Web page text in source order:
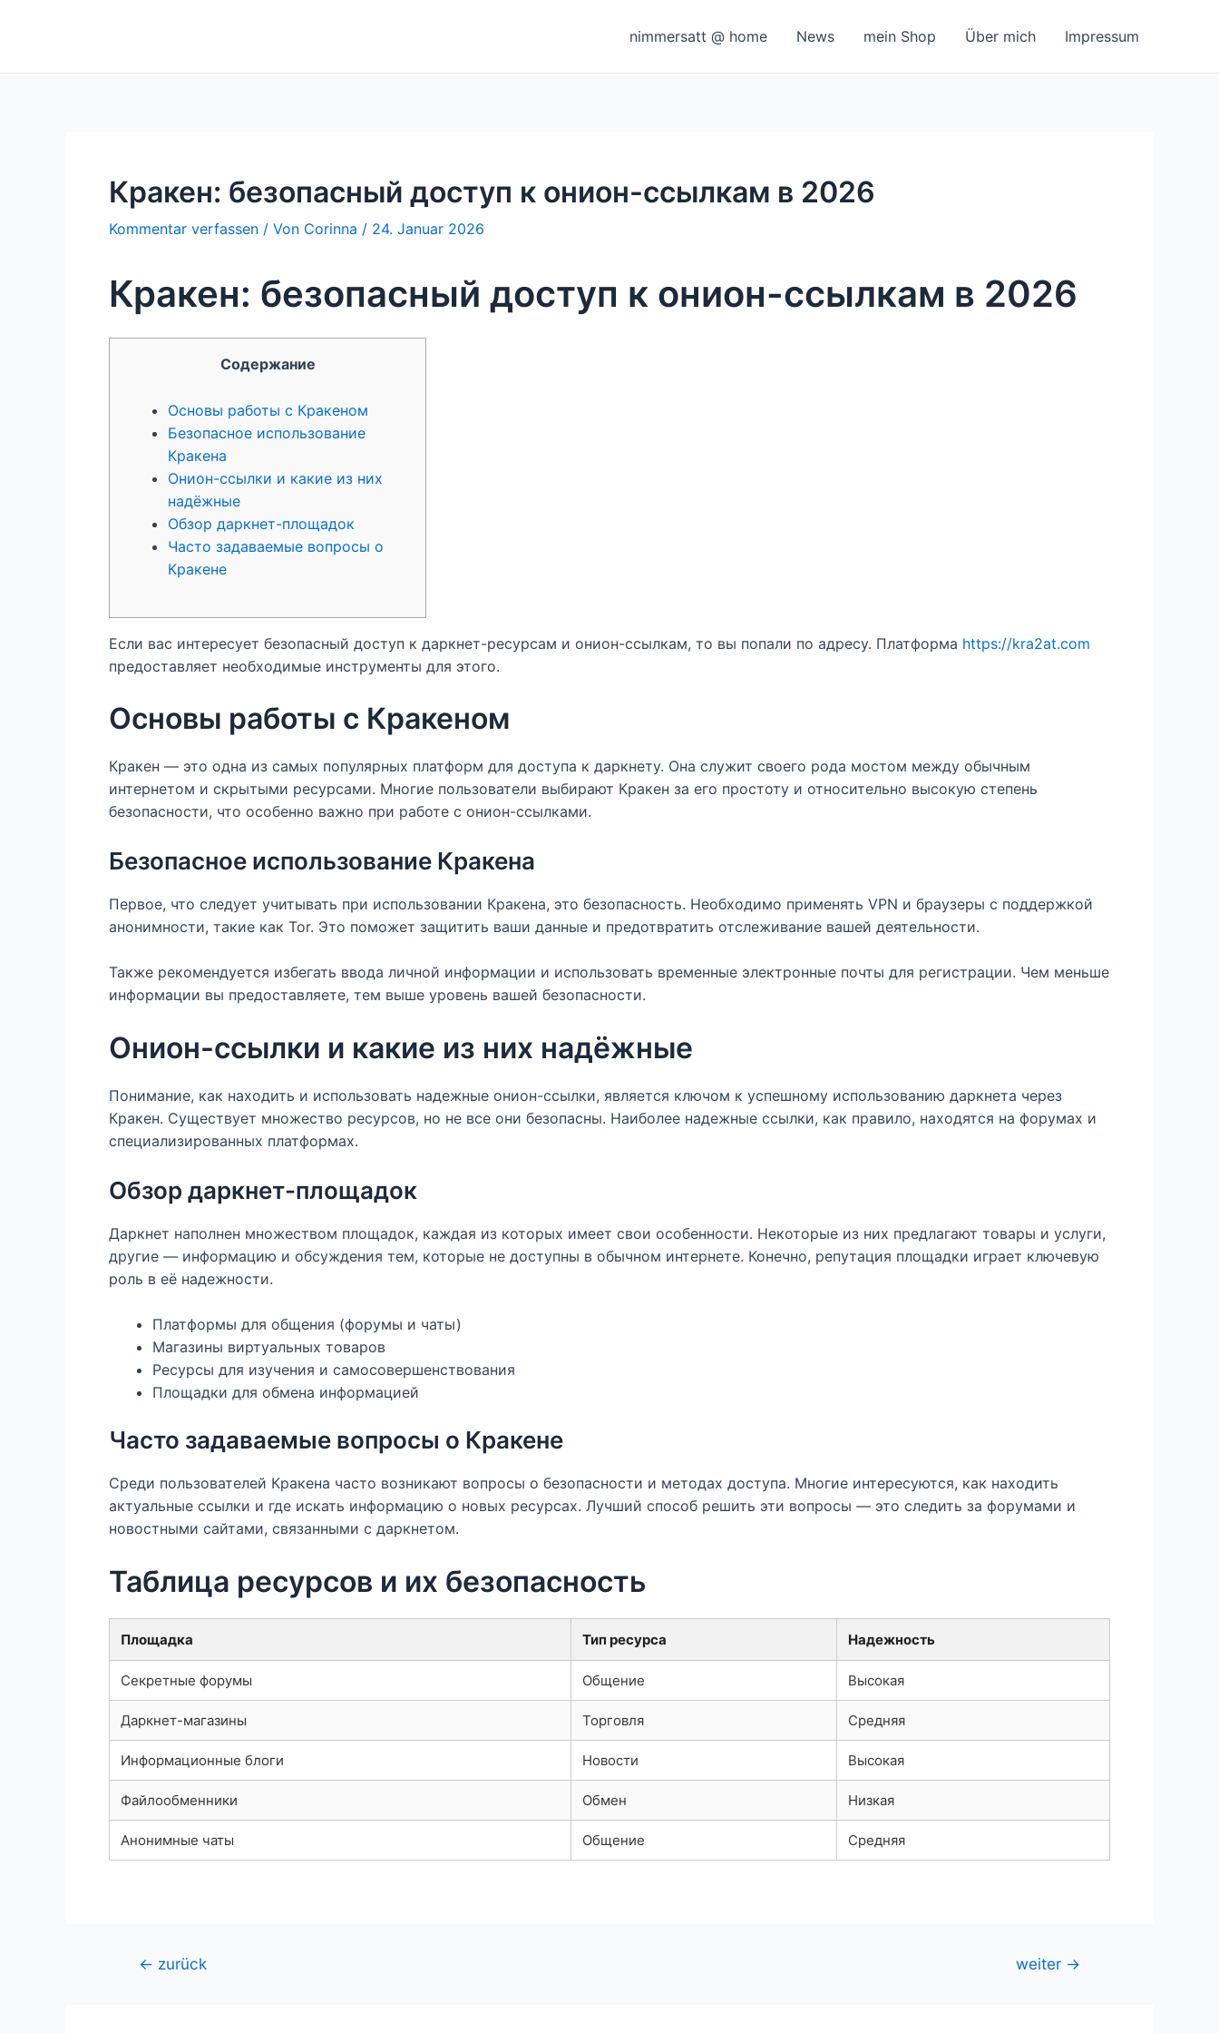
nimmersatt @ home News mein Shop Über mich Impressum
Кракен: безопасный доступ к онион-ссылкам в 2026
Kommentar verfassen / Von Corinna / 24. Januar 2026
Кракен: безопасный доступ к онион-ссылкам в 2026
Содержание
Основы работы с Кракеном
Безопасное использование
Кракена
Онион-ссылки и какие из них
надёжные
Обзор даркнет-площадок
Часто задаваемые вопросы о
Кракене
Если вас интересует безопасный доступ к даркнет-ресурсам и онион-ссылкам, то вы попали по адресу. Платформа https://kra2at.com
предоставляет необходимые инструменты для этого.
Основы работы с Кракеном
Кракен — это одна из самых популярных платформ для доступа к даркнету. Она служит своего рода мостом между обычным
интернетом и скрытыми ресурсами. Многие пользователи выбирают Кракен за его простоту и относительно высокую степень
безопасности, что особенно важно при работе с онион-ссылками.
Безопасное использование Кракена
Первое, что следует учитывать при использовании Кракена, это безопасность. Необходимо применять VPN и браузеры с поддержкой
анонимности, такие как Tor. Это поможет защитить ваши данные и предотвратить отслеживание вашей деятельности.
Также рекомендуется избегать ввода личной информации и использовать временные электронные почты для регистрации. Чем меньше
информации вы предоставляете, тем выше уровень вашей безопасности.
Онион-ссылки и какие из них надёжные
Понимание, как находить и использовать надежные онион-ссылки, является ключом к успешному использованию даркнета через
Кракен. Существует множество ресурсов, но не все они безопасны. Наиболее надежные ссылки, как правило, находятся на форумах и
специализированных платформах.
Обзор даркнет-площадок
Даркнет наполнен множеством площадок, каждая из которых имеет свои особенности. Некоторые из них предлагают товары и услуги,
другие — информацию и обсуждения тем, которые не доступны в обычном интернете. Конечно, репутация площадки играет ключевую
роль в её надежности.
Платформы для общения (форумы и чаты)
Магазины виртуальных товаров
Ресурсы для изучения и самосовершенствования
Площадки для обмена информацией
Часто задаваемые вопросы о Кракене
Среди пользователей Кракена часто возникают вопросы о безопасности и методах доступа. Многие интересуются, как находить
актуальные ссылки и где искать информацию о новых ресурсах. Лучший способ решить эти вопросы — это следить за форумами и
новостными сайтами, связанными с даркнетом.
Таблица ресурсов и их безопасность
Площадка Тип ресурса Надежность
Секретные форумы Общение Высокая
Даркнет-магазины Торговля Средняя
Информационные блоги Новости Высокая
Файлообменники Обмен Низкая
Анонимные чаты Общение Средняя
Beitragsnavigation
← zurück weiter →